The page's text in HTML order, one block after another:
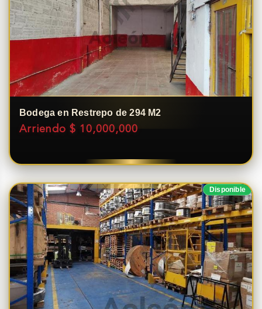
Bodega en Restrepo de 294 M2
Arriendo $ 10,000,000
Disponible